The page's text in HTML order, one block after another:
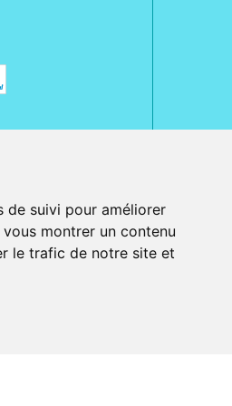
de suivi pour améliorer
montrer un contenu
le trafic de notre site et
Androïd 5.0 ou version